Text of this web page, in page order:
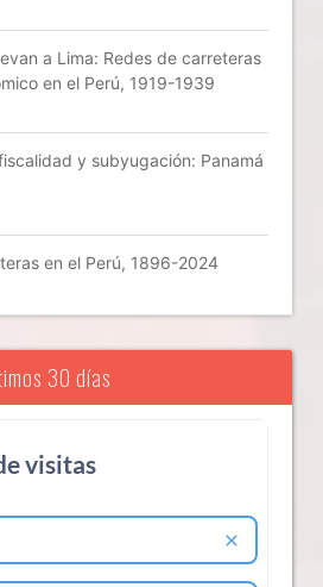
a Lima: Redes de carreteras
en el Perú, 1919-1939
y subyugación: Panamá
en el Perú, 1896-2024
30 días